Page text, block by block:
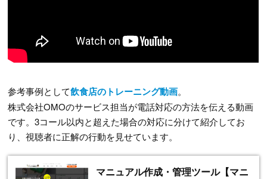
参考事例として飲食店のトレーニング動画。
株式会社OMOのサービス担当が電話対応の方法を伝える動画
です。3コール以内と超えた場合の対応に分けて紹介してお
り、視聴者に正解の行動を見せています。
マニュアル作成・管理ツール【マニ